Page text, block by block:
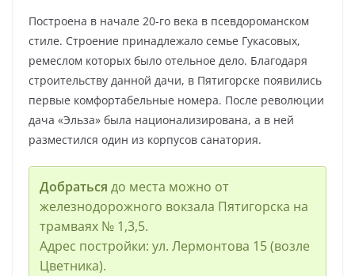
Построена в начале 20-го века в псевдороманском
стиле. Строение принадлежало семье Гукасовых,
ремеслом которых было отельное дело. Благодаря
строительству данной дачи, в Пятигорске появились
первые комфортабельные номера. После революции
дача «Эльза» была национализирована, а в ней
разместился один из корпусов санатория.
Добраться до места можно от
железнодорожного вокзала Пятигорска на
трамваях № 1,3,5.
Адрес постройки: ул. Лермонтова 15 (возле
Цветника).